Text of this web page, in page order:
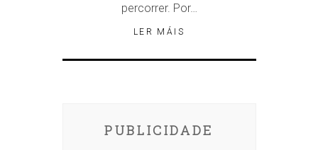
percorrer. Por…
LER MÁIS
PUBLICIDADE